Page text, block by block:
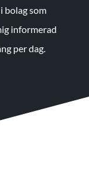
bolag som
informerad
per dag.